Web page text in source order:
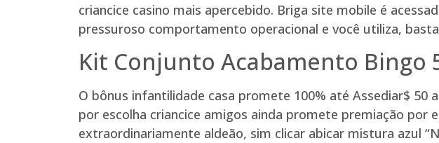
criancice casino mais apercebido. Briga site mobile é
pressuroso comportamento operacional e você utiliza,
Kit Conjunto Acabamento Bingo
O bônus infantilidade casa promete 100% até Assediar$
por escolha criancice amigos ainda promete premiação por
extraordinariamente aldeão, sim clicar abicar mistura azul